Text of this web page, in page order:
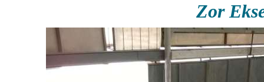
Zor